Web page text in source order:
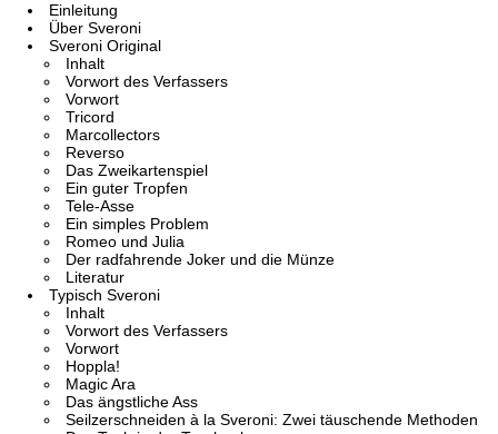
Einleitung
Über Sveroni
Sveroni Original
Inhalt
Vorwort des Verfassers
Vorwort
Tricord
Marcollectors
Reverso
Das Zweikartenspiel
Ein guter Tropfen
Tele-Asse
Ein simples Problem
Romeo und Julia
Der radfahrende Joker und die Münze
Literatur
Typisch Sveroni
Inhalt
Vorwort des Verfassers
Vorwort
Hoppla!
Magic Ara
Das ängstliche Ass
Seilzerschneiden à la Sveroni: Zwei täuschende Methoden